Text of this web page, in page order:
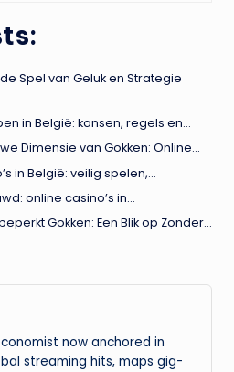
Spel van Geluk en Strategie
in België: kansen, regels en…
Dimensie van Gokken: Online…
in België: veilig spelen,…
online casino’s in…
Gokken: Een Blik op Zonder…
now anchored in
streaming hits, maps gig-